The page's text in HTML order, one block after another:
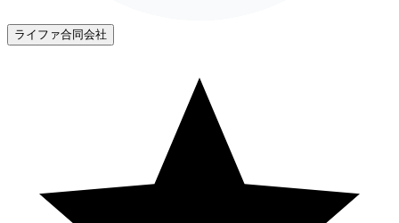
ライファ合同会社